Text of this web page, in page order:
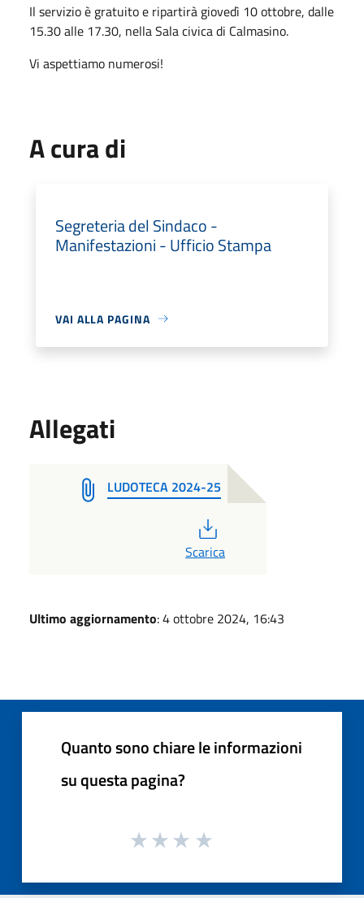
Il servizio è gratuito e ripartirà giovedì 10 ottobre, dalle
15.30 alle 17.30, nella Sala civica di Calmasino.
Vi aspettiamo numerosi!
A cura di
Segreteria del Sindaco -
Manifestazioni - Ufficio Stampa
VAI ALLA PAGINA
Allegati
LUDOTECA 2024-25
Scarica
Ultimo aggiornamento: 4 ottobre 2024, 16:43
Quanto sono chiare le informazioni
su questa pagina?